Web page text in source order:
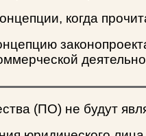
когда
(ПО) не будут